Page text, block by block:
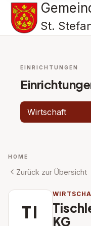
St.
EINRICHTUNGEN
Wirtschaft
HOME
Zurück zur Übersicht
TI
KG